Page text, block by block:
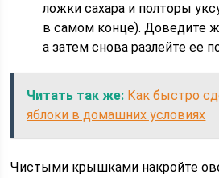
ложки сахара и полторы
в самом конце). Доведите
а затем снова разлейте ее
Читать так же: Как быстро
яблоки в домашних условиях
Чистыми крышками накройте